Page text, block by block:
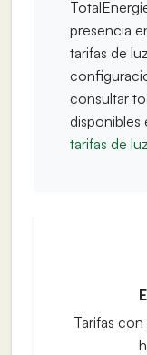
presencia
tarifas de
consultar
disponibles
tarifas de luz
Tarifas